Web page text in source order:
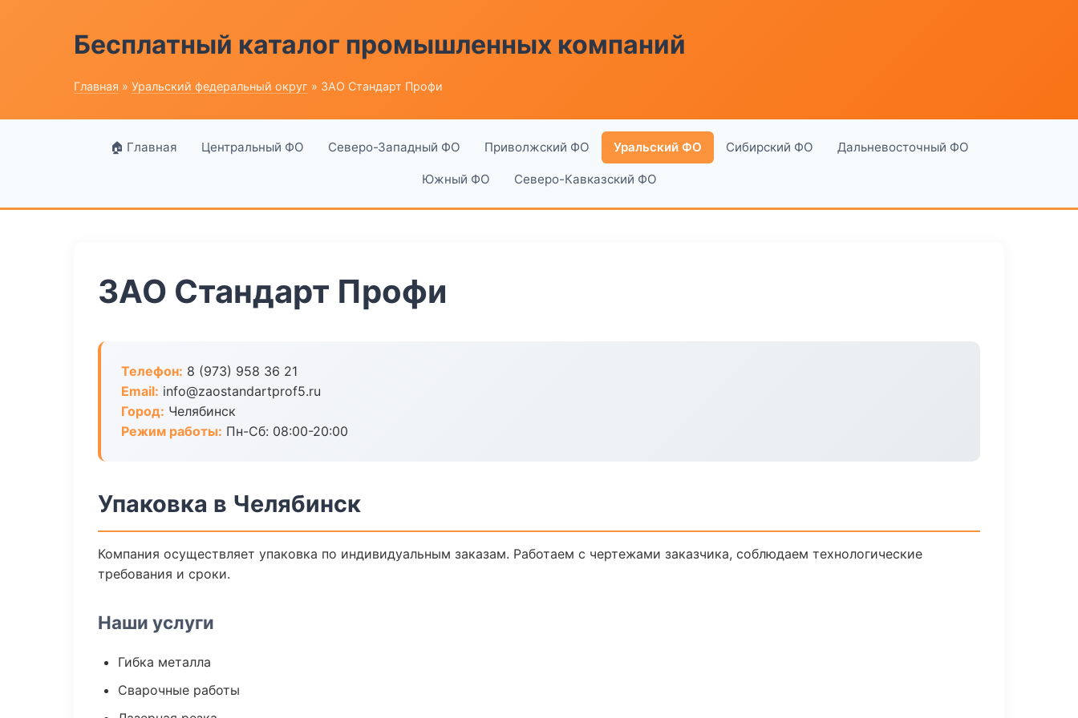
Бесплатный каталог промышленных компаний
Главная » Уральский федеральный округ » ЗАО Стандарт Профи
🏠 Главная Центральный ФО Северо-Западный ФО Приволжский ФО Уральский ФО Сибирский ФО Дальневосточный ФО
Южный ФО Северо-Кавказский ФО
ЗАО Стандарт Профи
Телефон: 8 (973) 958 36 21
Email: info@zaostandartprof5.ru
Город: Челябинск
Режим работы: Пн-Сб: 08:00-20:00
Упаковка в Челябинск
Компания осуществляет упаковка по индивидуальным заказам. Работаем с чертежами заказчика, соблюдаем технологические
требования и сроки.
Наши услуги
Гибка металла
Сварочные работы